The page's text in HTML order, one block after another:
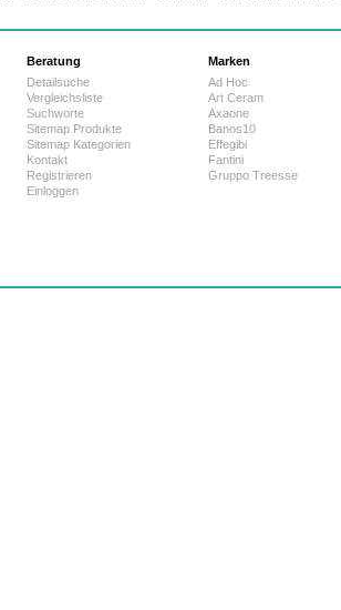
Beratung
Detailsuche
Vergleichsliste
Suchworte
Sitemap Produkte
Sitemap Kategorien
Kontakt
Registrieren
Einloggen
Marken
Ad Hoc
Art Ceram
Axaone
Banos10
Effegibi
Fantini
Gruppo Treesse